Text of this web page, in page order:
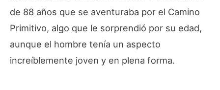
de 88 años que se aventuraba por el Camino
Primitivo, algo que le sorprendió por su edad,
aunque el hombre tenía un aspecto
increíblemente joven y en plena forma.